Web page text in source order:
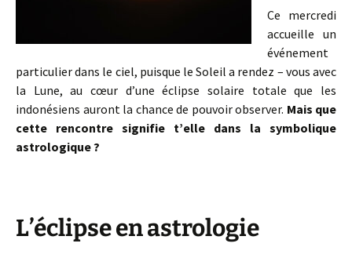
Ce mercredi
accueille un
événement
particulier dans le ciel, puisque le Soleil a rendez – vous avec
la Lune, au cœur d’une éclipse solaire totale que les
indonésiens auront la chance de pouvoir observer. Mais que
cette rencontre signifie t’elle dans la symbolique
astrologique ?
L’éclipse en astrologie